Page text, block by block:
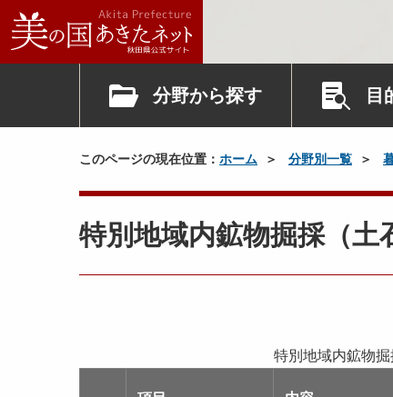
分野から探す 目
このページの現在位置： ホーム 分野別一覧
特別地域内鉱物掘採（土
特別地域内鉱物